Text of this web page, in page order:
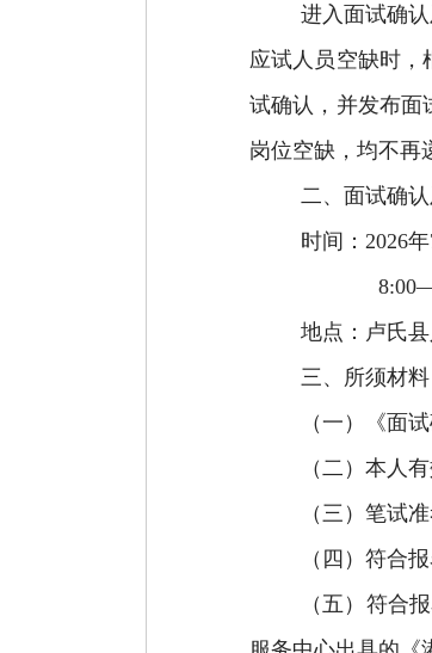
进入面试确
应试人员空缺时，
试确认，并发布面
岗位空缺，均不再
二、面试确
时间： 2026年
地点：卢氏
三、所须材料
（一）《面
（二）本人
（三）笔试
（四）符合
（五）符合